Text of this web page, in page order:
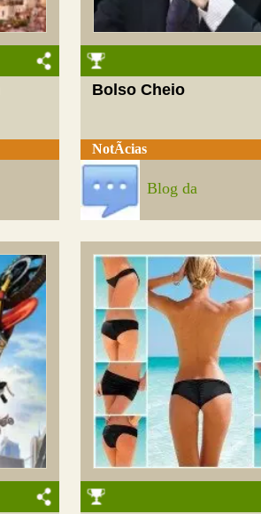
Bolso Cheio
NotÃ­cias
Blog da